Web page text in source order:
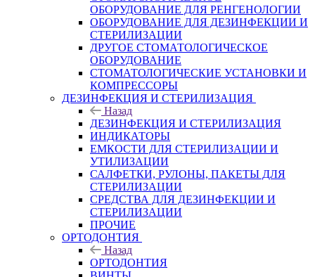
ОБОРУДОВАНИЕ ДЛЯ РЕНГЕНОЛОГИИ
ОБОРУДОВАНИЕ ДЛЯ ДЕЗИНФЕКЦИИ И
СТЕРИЛИЗАЦИИ
ДРУГОЕ СТОМАТОЛОГИЧЕСКОЕ
ОБОРУДОВАНИЕ
СТОМАТОЛОГИЧЕСКИЕ УСТАНОВКИ И
КОМПРЕССОРЫ
ДЕЗИНФЕКЦИЯ И СТЕРИЛИЗАЦИЯ
Назад
ДЕЗИНФЕКЦИЯ И СТЕРИЛИЗАЦИЯ
ИНДИКАТОРЫ
ЕМКОСТИ ДЛЯ СТЕРИЛИЗАЦИИ И
УТИЛИЗАЦИИ
САЛФЕТКИ, РУЛОНЫ, ПАКЕТЫ ДЛЯ
СТЕРИЛИЗАЦИИ
СРЕДСТВА ДЛЯ ДЕЗИНФЕКЦИИ И
СТЕРИЛИЗАЦИИ
ПРОЧИЕ
ОРТОДОНТИЯ
Назад
ОРТОДОНТИЯ